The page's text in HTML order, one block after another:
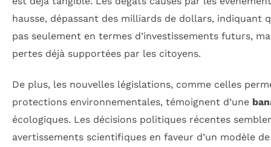
hausse, dépassant des milliards de dollars, indiquant
pas seulement en termes d’investissements futurs,
pertes déjà supportées par les citoyens.
De plus, les nouvelles législations, comme celles
protections environnementales, témoignent d’une
écologiques. Les décisions politiques récentes
avertissements scientifiques en faveur d’un modèle